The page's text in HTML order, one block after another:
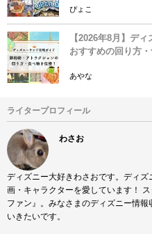
ぴょこ
【2026年8月】デ
おすすめの回り方
あやな
ライタープロフィール
わさお
ディズニー大好きわさおです。ディ
画・キャラクターを愛しています！
ファン』。みなさまのディズニー情
いきたいです。